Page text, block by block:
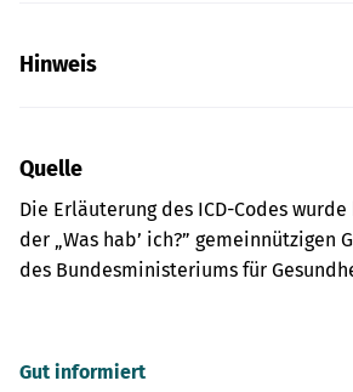
Hinweis
Quelle
Die Erläuterung des ICD-Codes
der „Was hab’ ich?” gemeinnützigen
des Bundesministeriums für
Gut informiert